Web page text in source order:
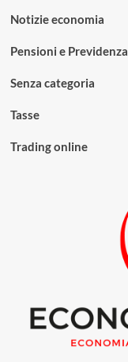
Notizie economia
Pensioni e Previdenza
Senza categoria
Tasse
Trading online